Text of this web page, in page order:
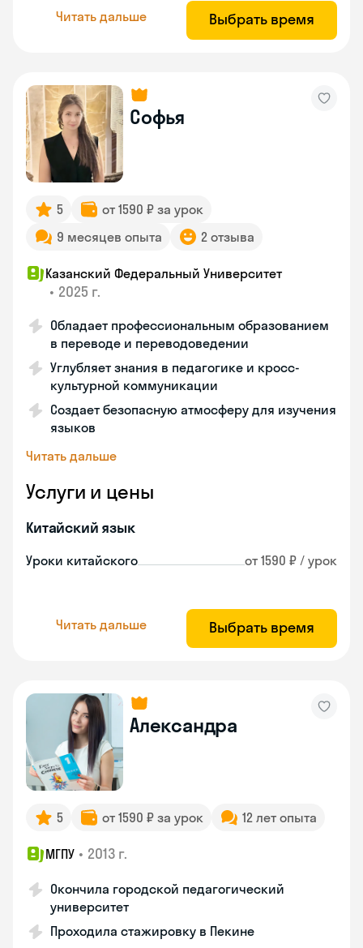
Читать дальше Выбрать время
Софья
5
от 1590 ₽ за урок
9 месяцев опыта
2 отзыва
Казанский Федеральный Университет
• 2025 г.
Обладает профессиональным образованием
в переводе и переводоведении
Углубляет знания в педагогике и кросс-
культурной коммуникации
Создает безопасную атмосферу для изучения
языков
Читать дальше
Услуги и цены
Китайский язык
Уроки китайского от 1590 ₽ / урок
Читать дальше Выбрать время
Александра
5 от 1590 ₽ за урок 12 лет опыта
МГПУ • 2013 г.
Окончила городской педагогический
университет
Проходила стажировку в Пекине